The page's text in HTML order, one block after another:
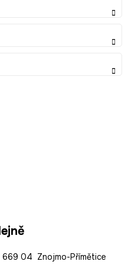
04 Znojmo-Přímětice